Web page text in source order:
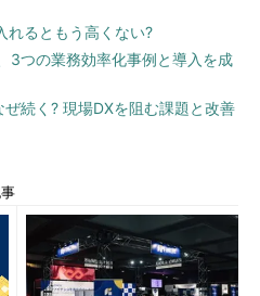
れるともう高くない?
3つの業務効率化事例と導入を成
続く? 現場DXを阻む課題と改善